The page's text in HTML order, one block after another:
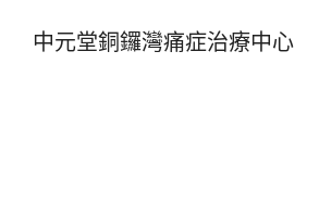
中元堂銅鑼灣痛症治療中心